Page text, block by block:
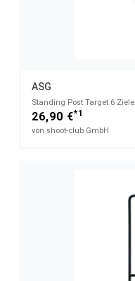
ASG
Standing Post Target 6 Ziele
26,90 €*1
von shoot-club GmbH